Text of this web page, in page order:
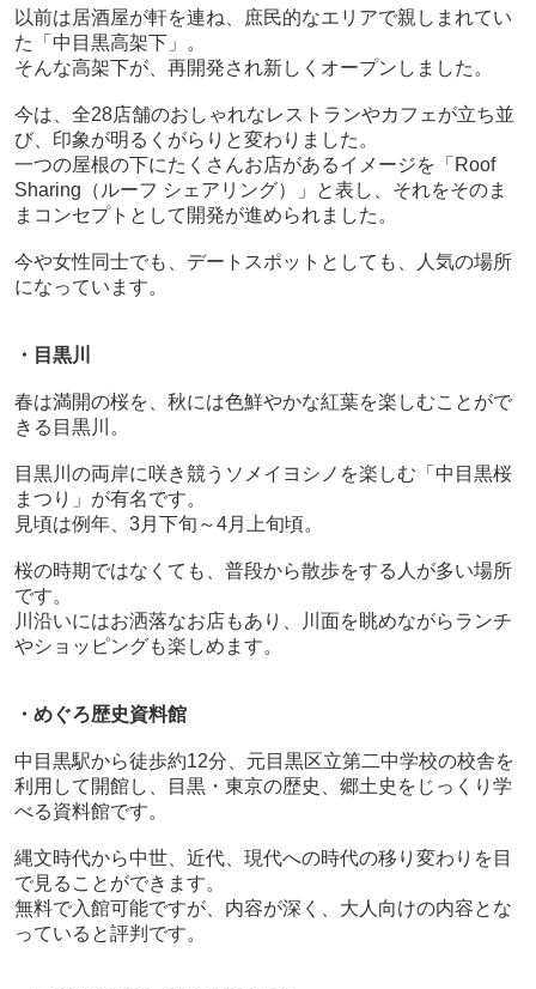
以前は居酒屋が軒を連ね、庶民的なエリアで親しまれてい
た「中目黒高架下」。
そんな高架下が、再開発され新しくオープンしました。
今は、全28店舗のおしゃれなレストランやカフェが立ち並
び、印象が明るくがらりと変わりました。
一つの屋根の下にたくさんお店があるイメージを「 Roof
Sharing （ルーフ シェアリング）」と表し、それをそのま
まコンセプトとして開発が進められました。
今や女性同士でも、デートスポットとしても、人気の場所
になっています。
・目黒川
春は満開の桜を、秋には色鮮やかな紅葉を楽しむことがで
きる目黒川。
目黒川の両岸に咲き競うソメイヨシノを楽しむ「中目黒桜
まつり」が有名です。
見頃は例年、 3月下旬～4月上旬頃。
桜の時期ではなくても、普段から散歩をする人が多い場所
です。
川沿いにはお洒落なお店もあり、川面を眺めながらランチ
やショッピングも楽しめます。
・めぐろ歴史資料館
中目黒駅から徒歩約12分、元目黒区立第二中学校の校舎を
利用して開館し、目黒・東京の歴史、郷土史をじっくり学
べる資料館です。
縄文時代から中世、近代、現代への時代の移り変わりを目
で見ることができます。
無料で入館可能ですが、内容が深く、大人向けの内容とな
っていると評判です。